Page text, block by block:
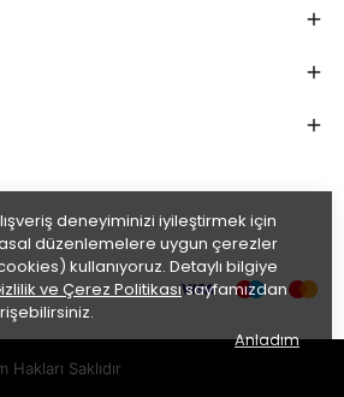
deneyiminizi iyileştirmek için
düzenlemelere uygun çerezler
kullanıyoruz. Detaylı bilgiye
ve Çerez Politikasısayfamızdan
Anladım
Saklıdır